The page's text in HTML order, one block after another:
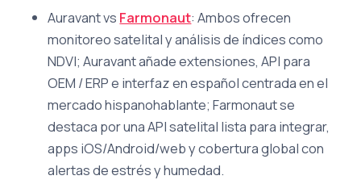
Auravant vs Farmonaut: Ambos ofrecen
monitoreo satelital y análisis de índices como
NDVI; Auravant añade extensiones, API para
OEM / ERP e interfaz en español centrada en el
mercado hispanohablante; Farmonaut se
destaca por una API satelital lista para integrar,
apps iOS/Android/web y cobertura global con
alertas de estrés y humedad.